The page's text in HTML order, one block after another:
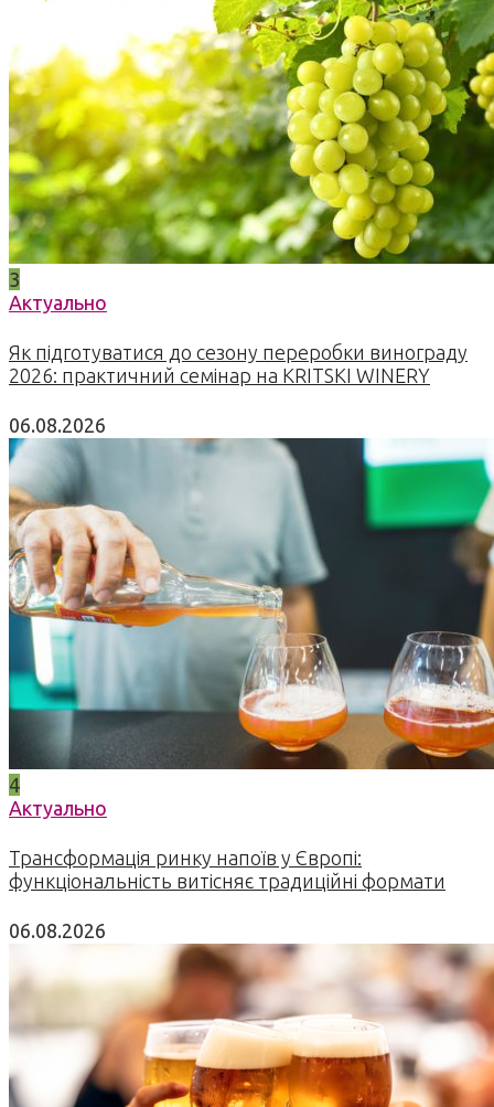
3
Актуально
Як підготуватися до сезону переробки винограду
2026: практичний семінар на KRITSKI WINERY
06.08.2026
4
Актуально
Трансформація ринку напоїв у Європі:
функціональність витісняє традиційні формати
06.08.2026